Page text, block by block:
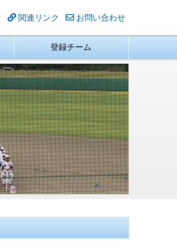
関連リンク お問い合わせ
登録チーム